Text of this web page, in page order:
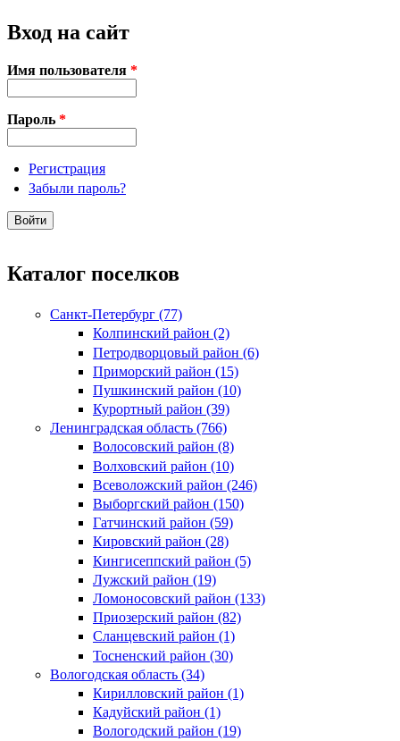
Вход на сайт
Имя пользователя *
Пароль *
Регистрация
Забыли пароль?
Каталог поселков
Санкт-Петербург (77)
Колпинский район (2)
Петродворцовый район (6)
Приморский район (15)
Пушкинский район (10)
Курортный район (39)
Ленинградская область (766)
Волосовский район (8)
Волховский район (10)
Всеволожский район (246)
Выборгский район (150)
Гатчинский район (59)
Кировский район (28)
Кингисеппский район (5)
Лужский район (19)
Ломоносовский район (133)
Приозерский район (82)
Сланцевский район (1)
Тосненский район (30)
Вологодская область (34)
Кирилловский район (1)
Кадуйский район (1)
Вологодский район (19)